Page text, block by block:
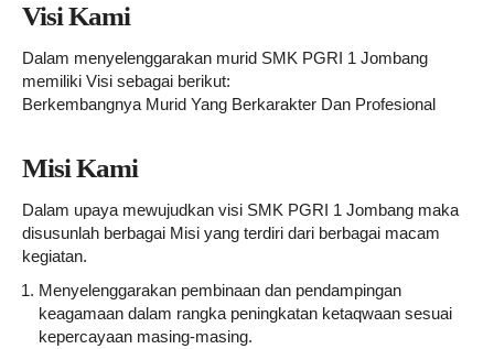
Visi Kami
Dalam menyelenggarakan murid SMK PGRI 1 Jombang
memiliki Visi sebagai berikut:
Berkembangnya Murid Yang Berkarakter Dan Profesional
Misi Kami
Dalam upaya mewujudkan visi SMK PGRI 1 Jombang maka
disusunlah berbagai Misi yang terdiri dari berbagai macam
kegiatan.
Menyelenggarakan pembinaan dan pendampingan
keagamaan dalam rangka peningkatan ketaqwaan sesuai
kepercayaan masing-masing.